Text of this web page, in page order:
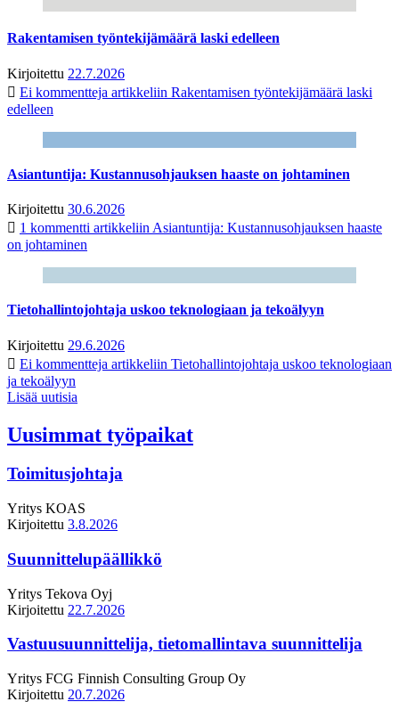
Rakentamisen työntekijämäärä laski edelleen
Kirjoitettu 22.7.2026
Ei kommentteja artikkeliin Rakentamisen työntekijämäärä laski
edelleen
Asiantuntija: Kustannusohjauksen haaste on johtaminen
Kirjoitettu 30.6.2026
1 kommentti artikkeliin Asiantuntija: Kustannusohjauksen haaste
on johtaminen
Tietohallintojohtaja uskoo teknologiaan ja tekoälyyn
Kirjoitettu 29.6.2026
Ei kommentteja artikkeliin Tietohallintojohtaja uskoo teknologiaan
ja tekoälyyn
Lisää uutisia
Uusimmat työpaikat
Toimitusjohtaja
Yritys KOAS
Kirjoitettu 3.8.2026
Suunnittelupäällikkö
Yritys Tekova Oyj
Kirjoitettu 22.7.2026
Vastuusuunnittelija, tietomallintava suunnittelija
Yritys FCG Finnish Consulting Group Oy
Kirjoitettu 20.7.2026